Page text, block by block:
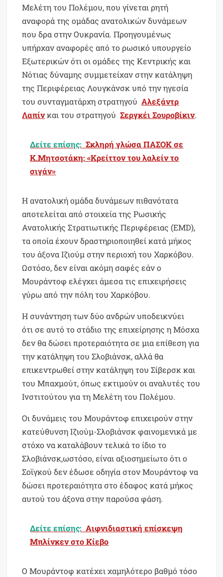
Μελέτη του Πολέμου, που γίνεται ρητή
αναφορά της ομάδας ανατολικών δυνάμεων
που δρα στην Ουκρανία. Προηγουμένως
υπήρχαν αναφορές από το ρωσικό υπουργείο
Εξωτερικών ότι οι ομάδες της Κεντρικής και
Νότιας δύναμης συμμετείχαν στην κατάληψη
της Περιφέρειας Λουγκάνσκ υπό την ηγεσία
του συνταγματάρχη στρατηγούΑλεξάντρ
Λαπίνκαι του στρατηγούΣεργκέι Σουροβίκιν.
Δείτε επίσης: Σκληρή γλώσα ΠΑΣΟΚ σε
Κ.Μητσοτάκη: «Κρείττον του λαλείν το
σιγάν»
Η ανατολική ομάδα δυνάμεων πιθανότατα
αποτελείται από στοιχεία της Ρωσικής
Ανατολικής Στρατιωτικής Περιφέρειας (EMD),
τα οποία έχουν δραστηριοποιηθεί κατά μήκος
του άξονα Ιζιούμ στην περιοχή του Χαρκόβου.
Ωστόσο, δεν είναι ακόμη σαφές εάν ο
Μουράντοφ ελέγχει άμεσα τις επιχειρήσεις
γύρω από την πόλη του Χαρκόβου.
Η συνάντηση των δύο ανδρών υποδεικνύει
ότι σε αυτό το στάδιο της επιχείρησης η Μόσχα
δεν θα δώσει προτεραιότητα σε μια επίθεση για
την κατάληψη του Σλοβιάνσκ, αλλά θα
επικεντρωθεί στην κατάληψη του Σίβερσκ και
του Μπαχμούτ, όπως εκτιμούν οι αναλυτές του
Ινστιτούτου για τη Μελέτη του Πολέμου.
Οι δυνάμεις του Μουράντοφ επιχειρούν στην
κατεύθυνση Ιζιούμ-Σλοβιάνσκ φαινομενικά με
στόχο να καταλάβουν τελικά το ίδιο το
Σλοβιάνσκ,ωστόσο, είναι αξιοσημείωτο ότι ο
Σοϊγκού δεν έδωσε οδηγία στον Μουράντοφ να
δώσει προτεραιότητα στο έδαφος κατά μήκος
αυτού του άξονα στην παρούσα φάση.
Δείτε επίσης: Αιφνιδιαστική επίσκεψη
Μπλίνκεν στο Κίεβο
Ο Μουράντοφ κατέχει χαμηλότερο βαθμό τόσο